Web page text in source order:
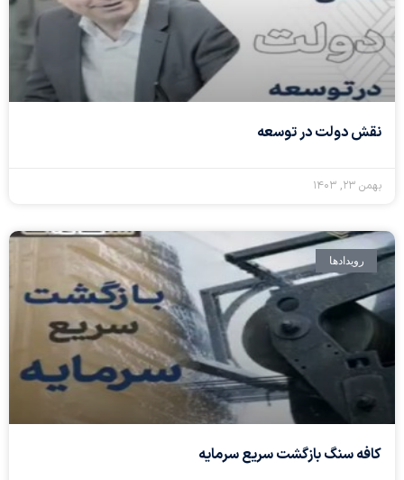
نقش دولت در توسعه
بهمن ۲۳, ۱۴۰۳
رویداد‌ها
کافه سنگ بازگشت سریع سرمایه